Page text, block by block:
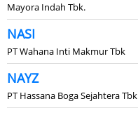
Mayora Indah Tbk.
NASI
PT Wahana Inti Makmur Tbk
NAYZ
PT Hassana Boga Sejahtera Tbk